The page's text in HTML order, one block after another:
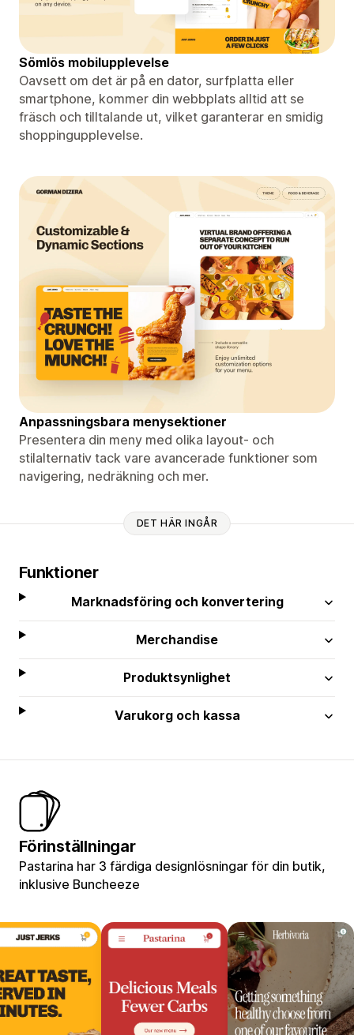
Sömlös mobilupplevelse
Oavsett om det är på en dator, surfplatta eller
smartphone, kommer din webbplats alltid att se
fräsch och tilltalande ut, vilket garanterar en smidig
shoppingupplevelse.
Anpassningsbara menysektioner
Presentera din meny med olika layout- och
stilalternativ tack vare avancerade funktioner som
navigering, nedräkning och mer.
DET HÄR INGÅR
Funktioner
Marknadsföring och konvertering
Merchandise
Produktsynlighet
Varukorg och kassa
Förinställningar
Pastarina har 3 färdiga designlösningar för din butik,
inklusive Buncheeze